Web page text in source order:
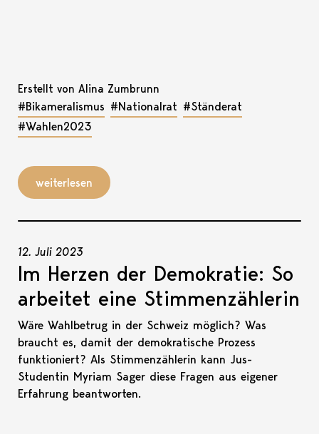
Erstellt von Alina Zumbrunn
#Bikameralismus #Nationalrat #Ständerat
#Wahlen2023
weiterlesen
12. Juli 2023
Im Herzen der Demokratie: So
arbeitet eine Stimmenzählerin
Wäre Wahlbetrug in der Schweiz möglich? Was
braucht es, damit der demokratische Prozess
funktioniert? Als Stimmenzählerin kann Jus-
Studentin Myriam Sager diese Fragen aus eigener
Erfahrung beantworten.